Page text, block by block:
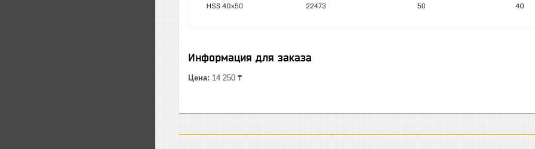
Информация для заказа
Цена: 14 250 ₸